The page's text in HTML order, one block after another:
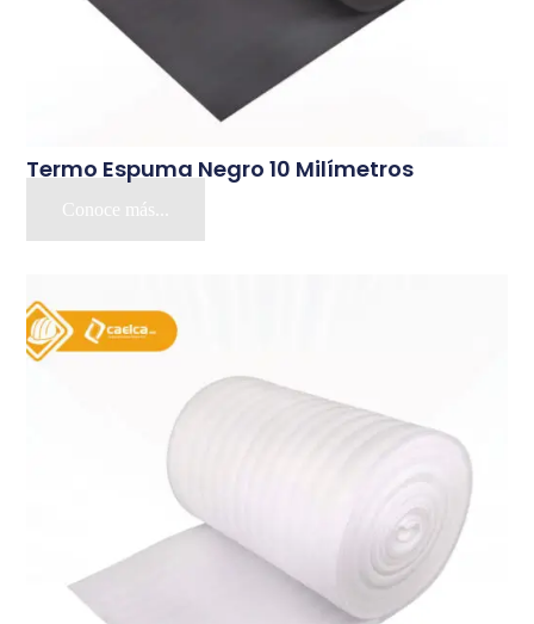
Termo Espuma Negro 10 Milímetros
Conoce más...